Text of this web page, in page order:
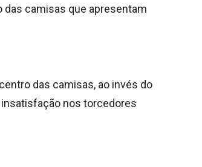
camisas que apresentam
das camisas, ao invés do
insatisfação nos torcedores